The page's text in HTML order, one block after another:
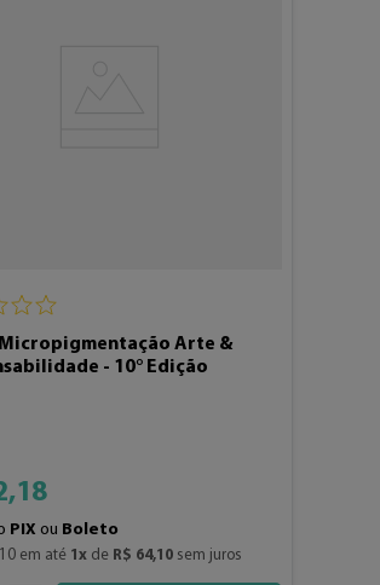
Arte &
- 10° Edição
,18
PIX ou Boleto
10 em até 1 x de R$ 64,10 sem juros